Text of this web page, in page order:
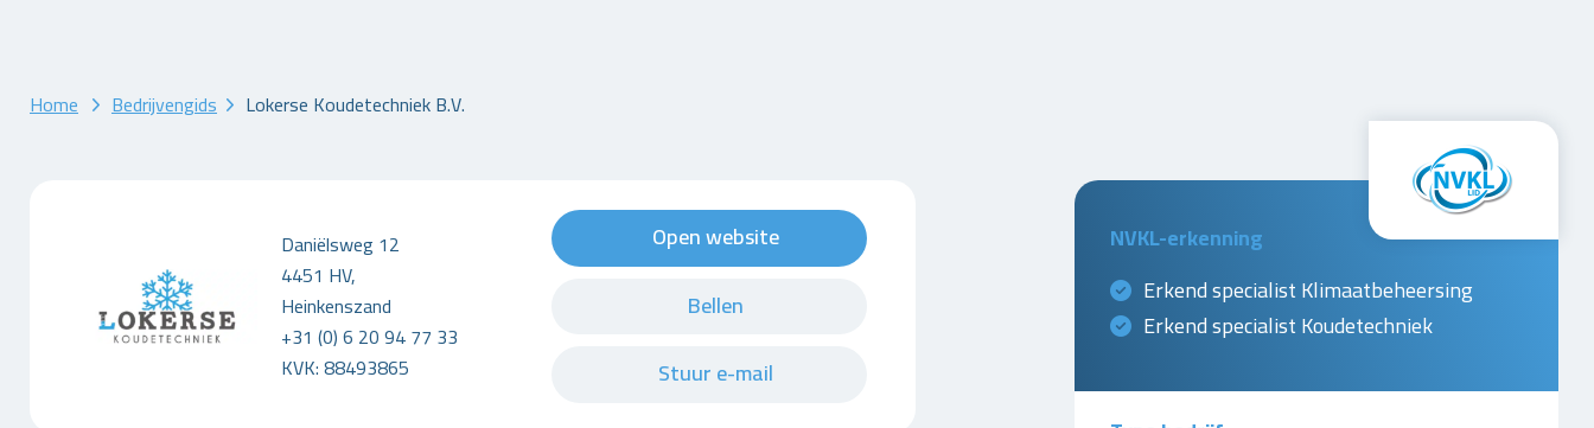
Home Bedrijvengids Lokerse Koudetechniek B.V.
Daniëlsweg 12
4451 HV,
Heinkenszand
+31 (0) 6 20 94 77 33
KVK: 88493865
Open website
Bellen
Stuur e-mail
NVKL-erkenning
Erkend specialist Klimaatbeheersing
Erkend specialist Koudetechniek